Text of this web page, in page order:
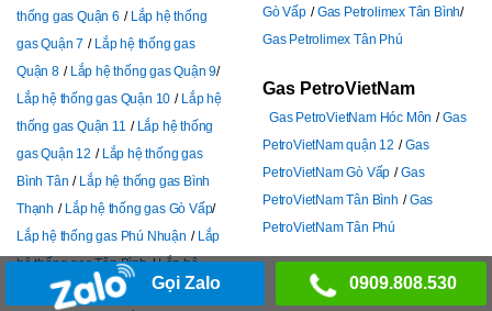
thống gas Quận 6
Lắp hệ thống
gas Quận 7
Lắp hệ thống gas
Quận 8
Lắp hệ thống gas Quận 9
Lắp hệ thống gas Quận 10
Lắp hệ
thống gas Quận 11
Lắp hệ thống
gas Quận 12
Lắp hệ thống gas
Bình Tân
Lắp hệ thống gas Bình
Thạnh
Lắp hệ thống gas Gò Vấp
Lắp hệ thống gas Phú Nhuận
Lắp
hệ thống gas Tân Bình
Lắp hệ
thống gas Tân Phú
ắp hệ thống
Gò Vấp
Gas Petrolimex Tân Bình
Gas Petrolimex Tân Phú
Gas PetroVietNam
Gas PetroVietNam Hóc Môn
Gas
PetroVietNam quận 12
Gas
PetroVietNam Gò Vấp
Gas
PetroVietNam Tân Bình
Gas
PetroVietNam Tân Phú
Gọi Zalo 0909.808.530